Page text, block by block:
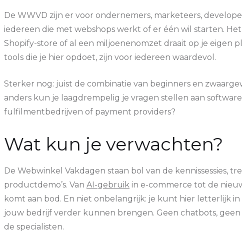
De WWVD zijn er voor ondernemers, marketeers,
iedereen die met webshops werkt of er één wil starten.
Shopify-store of al een miljoenenomzet draait op je eigen
tools die je hier opdoet, zijn voor iedereen waardevol.
Sterker nog: juist de combinatie van beginners en
anders kun je laagdrempelig je vragen stellen aan
fulfilmentbedrijven of payment providers?
Wat kun je verwachten?
De Webwinkel Vakdagen staan bol van de kennissessies,
productdemo’s. Van AI-gebruik in e-commerce tot de
komt aan bod. En niet onbelangrijk: je kunt hier letterlijk
jouw bedrijf verder kunnen brengen. Geen chatbots, geen
de specialisten.